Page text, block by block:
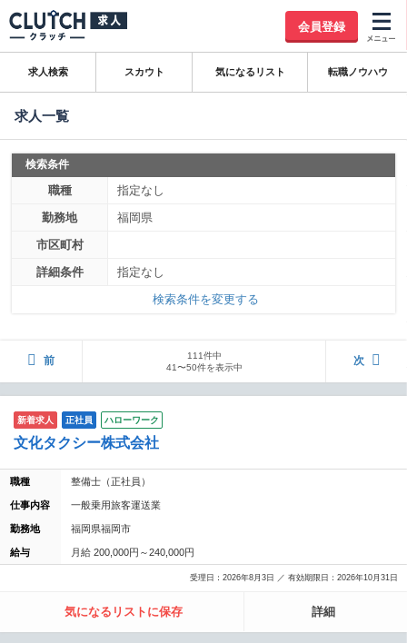
会員登録
求人検索 スカウト 気になるリスト 転職ノウハウ
求人一覧
検索条件
職種
指定なし
勤務地
福岡県
市区町村
詳細条件
指定なし
検索条件を変更する
前
111件中
41〜50件を表示中
次
新着求人 正社員 ハローワーク
文化タクシー株式会社
職種 整備士（正社員）
仕事内容 一般乗用旅客運送業
勤務地 福岡県福岡市
給与 月給 200,000円～240,000円
受理日：2026年8月3日 ／ 有効期限日：2026年10月31日
気になるリストに保存 詳細